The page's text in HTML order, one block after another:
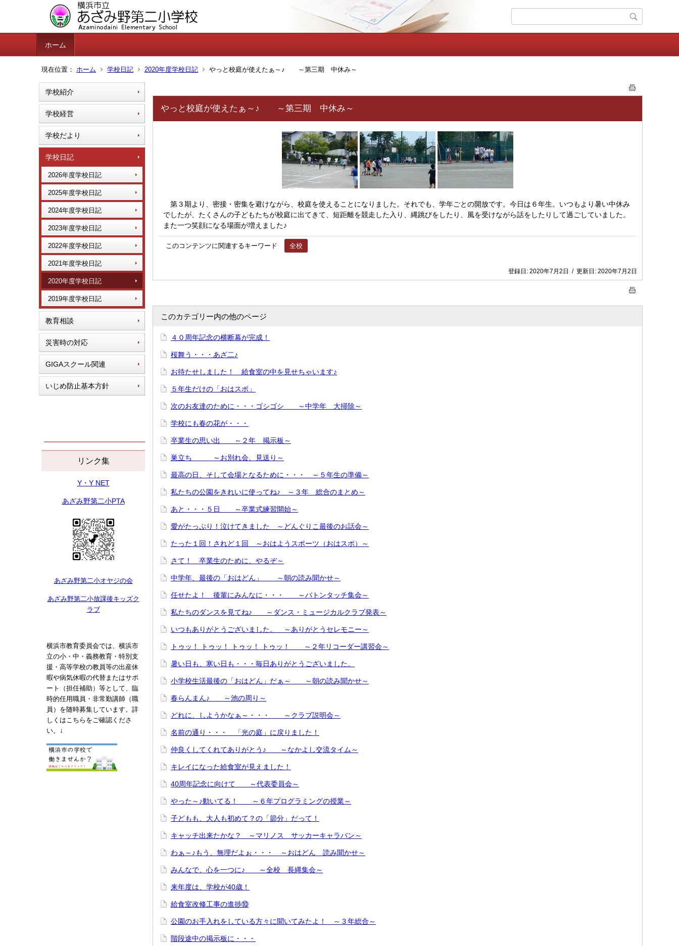
ホーム
現在位置： ホーム 学校日記 2020年度学校日記 やっと校庭が使えたぁ～♪ ～第三期 中休み～
学校紹介
学校経営
学校だより
学校日記
2026年度学校日記
2025年度学校日記
2024年度学校日記
2023年度学校日記
2022年度学校日記
2021年度学校日記
2020年度学校日記
2019年度学校日記
教育相談
災害時の対応
GIGAスクール関連
いじめ防止基本方針
リンク集
Y・Y NET
あざみ野第二小PTA
あざみ野第二小オヤジの会
あざみ野第二小放課後キッズク
ラブ
横浜市教育委員会では、横浜市
立の小・中・義務教育・特別支
援・高等学校の教員等の出産休
暇や病気休暇の代替またはサポ
ート（担任補助）等として、臨
時的任用職員・非常勤講師（職
員）を随時募集しています。詳
しくはこちらをご確認くださ
い。
↓
やっと校庭が使えたぁ～♪ ～第三期 中休み～
第３期より、密接・密集を避けながら、校庭を使えることになりました。それでも、学年ごとの開放です。今日は６年生。いつもより暑い中休み
でしたが、たくさんの子どもたちが校庭に出てきて、短距離を競走した入り、縄跳びをしたり、風を受けながら話をしたりして過ごしていました。
また一つ笑顔になる場面が増えました♪
このコンテンツに関連するキーワード 全校
登録日: 2020年7月2日 / 更新日: 2020年7月2日
このカテゴリー内の他のページ
４０周年記念の横断幕が完成！
桜舞う・・・あざ二♪
お待たせしました！ 給食室の中を見せちゃいます♪
５年生だけの「おはスポ」
次のお友達のために・・・ゴシゴシ ～中学年 大掃除～
学校にも春の花が・・・
卒業生の思い出 ～２年 掲示板～
巣立ち ～お別れ会、見送り～
最高の日、そして会場となるために・・・ ～５年生の準備～
私たちの公園をきれいに使ってね♪ ～３年 総合のまとめ～
あと・・・５日 ～卒業式練習開始～
愛がたっぷり！泣けてきました ～どんぐりこ最後のお話会～
たった１回！されど１回 ～おはようスポーツ（おはスポ）～
さて！ 卒業生のために、やるぞ～
中学年、最後の「おはどん」 ～朝の読み聞かせ～
任せたよ！ 後輩にみんなに・・・ ～バトンタッチ集会～
私たちのダンスを見てね♪ ～ダンス・ミュージカルクラブ発表～
いつもありがとうございました。 ～ありがとうセレモニー～
トゥッ！ トゥッ！ トゥッ！ トゥッ！ ～２年リコーダー講習会～
暑い日も、寒い日も・・・毎日ありがとうございました。
小学校生活最後の「おはどん」だぁ～ ～朝の読み聞かせ～
春らんまん♪ ～池の周り～
どれに、しようかなぁ～・・・ ～クラブ説明会～
名前の通り・・・ 「光の庭」に戻りました！
仲良くしてくれてありがとう♪ ～なかよし交流タイム～
キレイになった給食室が見えました！
40周年記念に向けて ～代表委員会～
やった～♪動いてる！ ～６年プログラミングの授業～
子どもも、大人も初めて？の「節分」だって！
キャッチ出来たかな？ ～マリノス サッカーキャラバン～
わぁ～♪もう、無理だよぉ・・・ ～おはどん 読み聞かせ～
みんなで、心を一つに♪ ～全校 長縄集会～
来年度は、学校が40歳！
給食室改修工事の進捗⑩
公園のお手入れをしている方々に聞いてみたよ！ ～３年総合～
階段途中の掲示板に・・・